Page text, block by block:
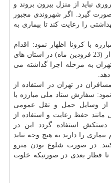
نباید از منزل بیرون بروند و
صورت گیرد. اگر شهروندی مجبور
را رعایت كند تا بیماری به
با كرونا اظهار نمود: اقدام
مرحله دوم فاصله گذاری هوشمند از (23 فرودین ماه) در استان های
در تهران به مرحله اجرا گذاشته می
در تهران در استفاده از
سفارش ستاد ملی مبارزه با
از وسایل حمل و نقل عمومی
مانند حفظ رعایت و استفاده از
استفاده گردد این در
را دارند به هیچ وجه نباید
در صورت شلوغ بودن مترو
تا قطار بعدی در صورتیكه خلوت